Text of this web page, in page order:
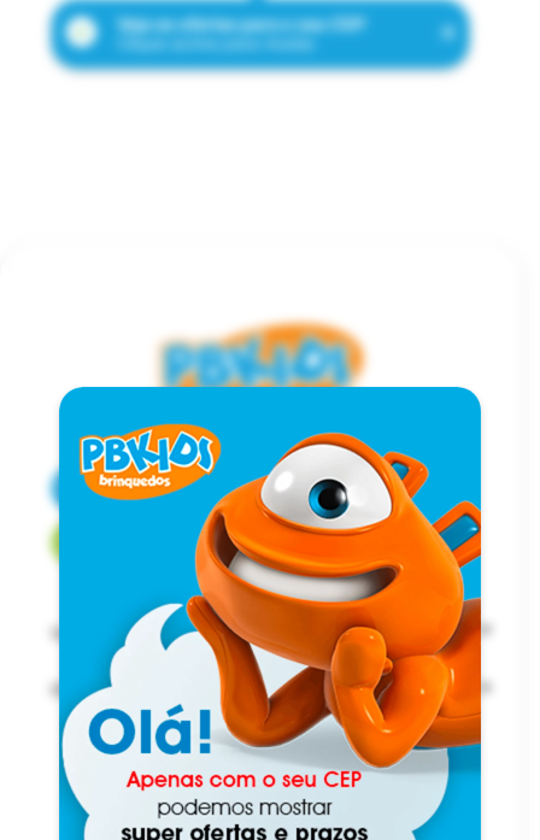
Veja as ofertas para o seu CEP
CENTRAL DE ATENDIMENTO
FALE COM UM CONSULTOR
Institucional
Precisa de ajuda?
Acompanhe nossas redes sociais